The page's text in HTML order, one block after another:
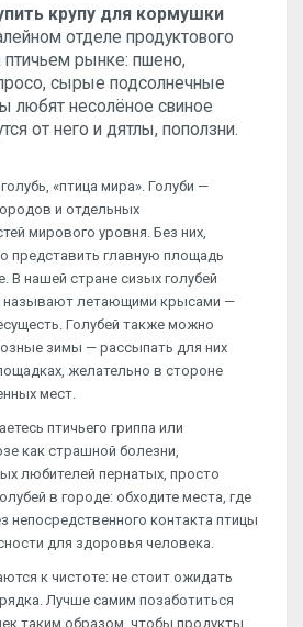
крупу для кормушки
отделе продуктового
птичьем рынке: пшено,
сырые подсолнечные
любят несолёное свиное
от него и дятлы, поползни.
«птица мира». Голуби —
и отдельных
мирового уровня. Без них,
представить главную площадь
В нашей стране сизых голубей
называют летающими крысами —
Голубей также можно
зимы — рассыпать для них
желательно в стороне
мест.
птичьего гриппа или
как страшной болезни,
любителей пернатых, просто
в городе: обходите места, где
непосредственного контакта птицы
для здоровья человека.
к чистоте: не стоит ожидать
Лучше самим позаботиться
таким образом, чтобы продукты